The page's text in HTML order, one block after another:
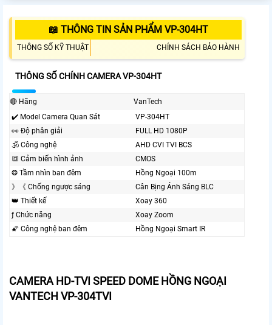
📖 THÔNG TIN SẢN PHẨM VP-304HT
THÔNG SỐ KỸ THUẬT CHÍNH SÁCH BẢO HÀNH
THÔNG SỐ CHÍNH CAMERA VP-304HT
🔴 Hãng
VanTech
✔️ Model Camera Quan Sát
VP-304HT
️👀 Độ phân giải
FULL HD 1080P
🕉️ Công nghệ
AHD CVI TVI BCS
🔳 Cảm biến hình ảnh
CMOS
❂ Tầm nhìn ban đêm
Hồng Ngoại 100m
》《 Chống ngược sáng
Cân Bịng Ánh Sáng BLC
👑 Thiết kế
Xoay 360
ƒ Chức năng
Xoay Zoom
🌠 Công nghệ ban đêm
Hồng Ngoại Smart IR
CAMERA HD-TVI SPEED DOME HỒNG NGOẠI
VANTECH VP-304TVI